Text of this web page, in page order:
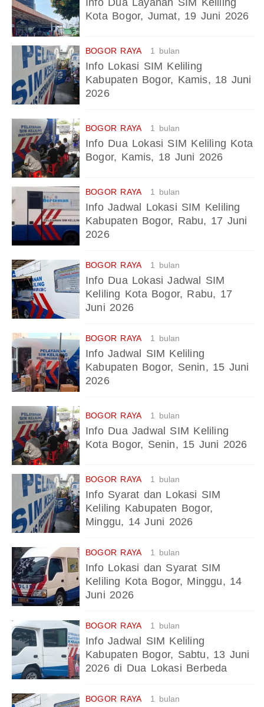
Kota Bogor, Jumat, 19 Juni 2026
BOGOR RAYA 1 bulan
Info Lokasi SIM Keliling
Kabupaten Bogor, Kamis, 18 Juni
2026
BOGOR RAYA 1 bulan
Info Dua Lokasi SIM Keliling Kota
Bogor, Kamis, 18 Juni 2026
BOGOR RAYA 1 bulan
Info Jadwal Lokasi SIM Keliling
Kabupaten Bogor, Rabu, 17 Juni
2026
BOGOR RAYA 1 bulan
Info Dua Lokasi Jadwal SIM
Keliling Kota Bogor, Rabu, 17
Juni 2026
BOGOR RAYA 1 bulan
Info Jadwal SIM Keliling
Kabupaten Bogor, Senin, 15 Juni
2026
BOGOR RAYA 1 bulan
Info Dua Jadwal SIM Keliling
Kota Bogor, Senin, 15 Juni 2026
BOGOR RAYA 1 bulan
Info Syarat dan Lokasi SIM
Keliling Kabupaten Bogor,
Minggu, 14 Juni 2026
BOGOR RAYA 1 bulan
Info Lokasi dan Syarat SIM
Keliling Kota Bogor, Minggu, 14
Juni 2026
BOGOR RAYA 1 bulan
Info Jadwal SIM Keliling
Kabupaten Bogor, Sabtu, 13 Juni
2026 di Dua Lokasi Berbeda
BOGOR RAYA 1 bulan